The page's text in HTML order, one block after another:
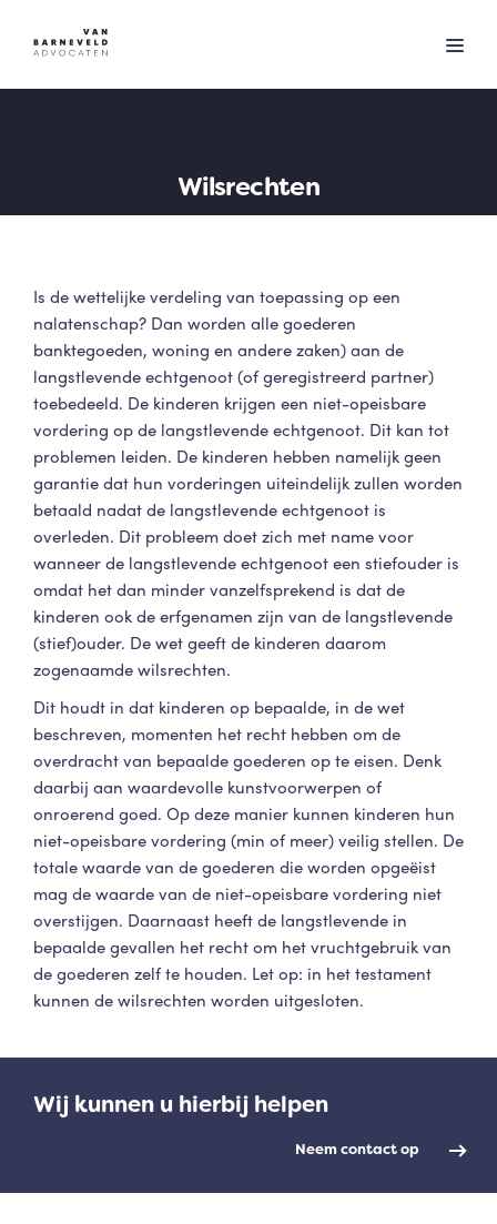
Wilsrechten
Is de wettelijke verdeling van toepassing op een
nalatenschap? Dan worden alle goederen
banktegoeden, woning en andere zaken) aan de
langstlevende echtgenoot (of geregistreerd partner)
toebedeeld. De kinderen krijgen een niet-opeisbare
vordering op de langstlevende echtgenoot. Dit kan tot
problemen leiden. De kinderen hebben namelijk geen
garantie dat hun vorderingen uiteindelijk zullen worden
betaald nadat de langstlevende echtgenoot is
overleden. Dit probleem doet zich met name voor
wanneer de langstlevende echtgenoot een stiefouder is
omdat het dan minder vanzelfsprekend is dat de
kinderen ook de erfgenamen zijn van de langstlevende
(stief)ouder. De wet geeft de kinderen daarom
zogenaamde wilsrechten.
Dit houdt in dat kinderen op bepaalde, in de wet
beschreven, momenten het recht hebben om de
overdracht van bepaalde goederen op te eisen. Denk
daarbij aan waardevolle kunstvoorwerpen of
onroerend goed. Op deze manier kunnen kinderen hun
niet-opeisbare vordering (min of meer) veilig stellen. De
totale waarde van de goederen die worden opgeëist
mag de waarde van de niet-opeisbare vordering niet
overstijgen. Daarnaast heeft de langstlevende in
bepaalde gevallen het recht om het vruchtgebruik van
de goederen zelf te houden. Let op: in het testament
kunnen de wilsrechten worden uitgesloten.
Wij kunnen u hierbij helpen
Neem contact op